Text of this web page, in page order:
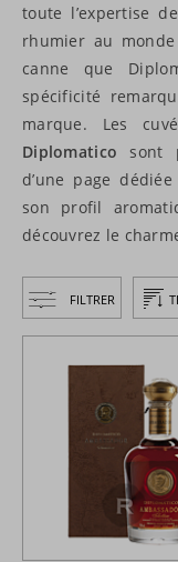
toute l’expertise
rhumier au
canne que
spécificité
marque. Les
Diplomatico sont
d’une page
son profil
découvrez le
FILTRER